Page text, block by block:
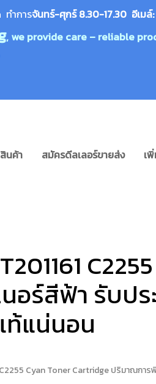
ทำการจันทร์-ศุกร์ 8.30-17.30 อีเมล์:
, we provide care – reliable
นค้า สมัครดีลเลอร์ขายส่ง เ
นอร์สีฟ้า รับป
ท้แน่นอน
Cyan Toner Cartridge ปริมาณกา